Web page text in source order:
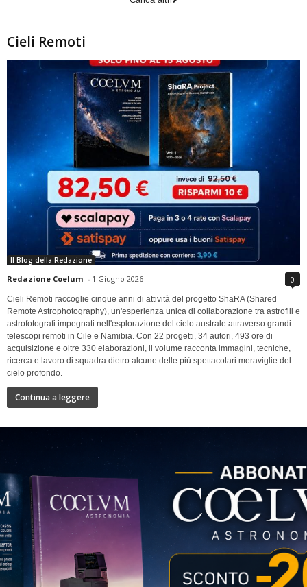
Cieli Remoti
Il Blog della Redazione
Redazione Coelum - 1 Giugno 2026 0
Cieli Remoti raccoglie cinque anni di attività del progetto ShaRA (Shared
Remote Astrophotography), un'esperienza unica di collaborazione tra astrofili e
astrofotografi impegnati nell'esplorazione del cielo australe attraverso grandi
telescopi remoti in Cile e Namibia. Con 22 progetti, 34 autori, 493 ore di
acquisizione e oltre 330 elaborazioni, il volume racconta immagini, tecniche,
ricerca e lavoro di squadra dietro alcune delle più spettacolari meraviglie del
cielo profondo.
Continua a leggere